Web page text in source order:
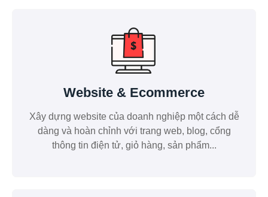
Website & Ecommerce
Xây dựng website của doanh nghiệp một cách dễ
dàng và hoàn chỉnh với trang web, blog, cổng
thông tin điện tử, giỏ hàng, sản phẩm...